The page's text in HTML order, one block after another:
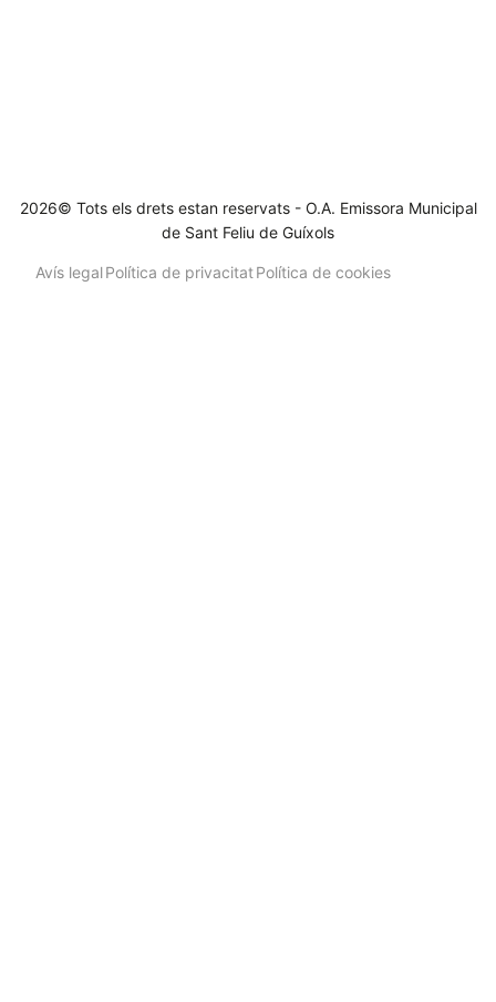
2026© Tots els drets estan reservats - O.A. Emissora Municipal
de Sant Feliu de Guíxols
Avís legalPolítica de privacitatPolítica de cookies